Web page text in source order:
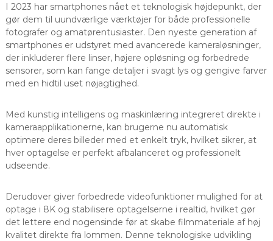
I 2023 har smartphones nået et teknologisk højdepunkt, der
gør dem til uundværlige værktøjer for både professionelle
fotografer og amatørentusiaster. Den nyeste generation af
smartphones er udstyret med avancerede kameraløsninger,
der inkluderer flere linser, højere opløsning og forbedrede
sensorer, som kan fange detaljer i svagt lys og gengive farver
med en hidtil uset nøjagtighed.
Med kunstig intelligens og maskinlæring integreret direkte i
kameraapplikationerne, kan brugerne nu automatisk
optimere deres billeder med et enkelt tryk, hvilket sikrer, at
hver optagelse er perfekt afbalanceret og professionelt
udseende.
Derudover giver forbedrede videofunktioner mulighed for at
optage i 8K og stabilisere optagelserne i realtid, hvilket gør
det lettere end nogensinde før at skabe filmmateriale af høj
kvalitet direkte fra lommen. Denne teknologiske udvikling